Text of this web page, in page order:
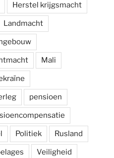
Herstel krijgsmacht
Landmacht
Mali
pensioen
Politiek Rusland
Veiligheid